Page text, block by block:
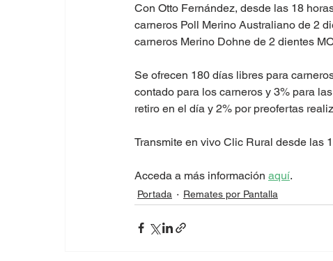
Con Otto Fernández, desde las 18
carneros Poll Merino Australiano de 2
carneros Merino Dohne de 2 dientes
Se ofrecen 180 días libres para
contado para los carneros y 3% para
retiro en el día y 2% por preofertas
Transmite en vivo Clic Rural desde las
Acceda a más información aquí.
Portada Remates por Pantalla